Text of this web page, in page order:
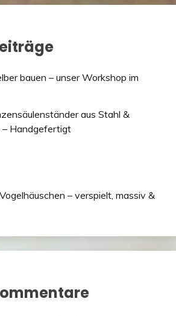
bauen – unser Workshop im
aus Stahl &
Handgefertigt
– verspielt, massiv &